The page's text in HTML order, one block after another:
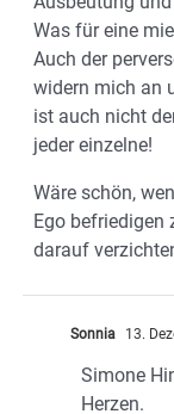
Was für eine
Auch der
widern mich an
ist auch nicht
jeder einzelne!
Wäre schön,
Ego befriedigen
darauf
Sonnia 13.
Simone
Herzen.